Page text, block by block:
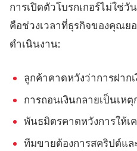
การเปิดตัวโบรกเกอร์ไม่ใช่
คือช่วงเวลาที่ธุรกิจของคุณย
ดำเนินงาน:
ลูกค้าคาดหวังว่าการฝาก
การถอนเงินกลายเป็นเห
พันธมิตรคาดหวังการให้เ
ทีมขายต้องการสคริปต์แ